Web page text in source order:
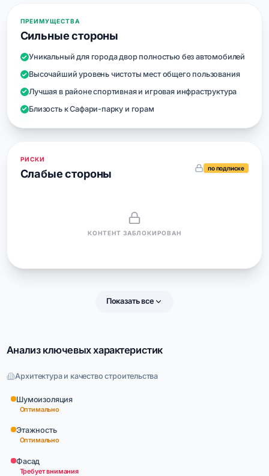
ПРЕИМУЩЕСТВА
Сильные стороны
Уникальный для города двор полностью без автомобилей
Высочайший уровень чистоты мест общего пользования
Лучшая в районе спортивная и игровая инфраструктура
Близость к Сафари-парку и горам
РИСКИ
Слабые стороны по подписке
КОНТЕНТ ЗАБЛОКИРОВАН
Показать все
Анализ ключевых характеристик
Архитектура и качество строительства
Шумоизоляция
Оптимально
Этажность
Оптимально
Фасад
Требует внимания